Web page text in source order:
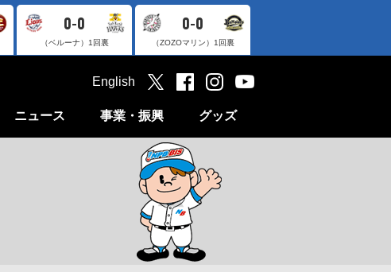
0-0
（ベルーナ） 1回裏
0-0
（ZOZOマリン） 1回裏
ニュース 事業・振興 グッズ
English